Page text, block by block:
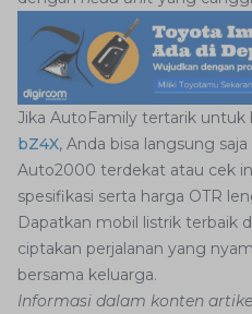
Jika AutoFamily tertarik untuk
bZ4X, Anda bisa langsung
Auto2000 terdekat atau cek
spesifikasi serta harga OTR
Dapatkan mobil listrik terbaik
ciptakan perjalanan yang
bersama keluarga.
Informasi dalam konten